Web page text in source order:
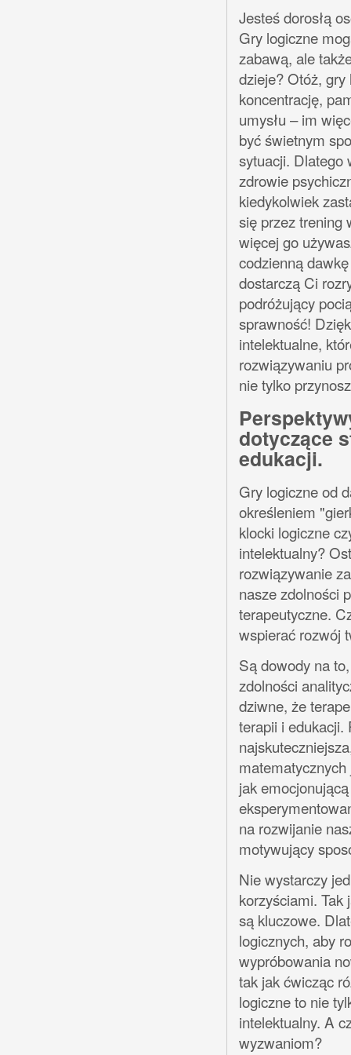
Jesteś dorosłą
Gry logiczne
zabawą, ale
dzieje? Otóż,
koncentrację,
umysłu – im
być świetnym
sytuacji. Dlatego
zdrowie
kiedykolwiek
się przez trening
więcej go
codzienną
dostarczą Ci
podróżujący
sprawność!
intelektualne,
rozwiązywaniu
nie tylko
dotyczące
edukacji.
Gry logiczne od
określeniem
klocki logiczne
intelektualny?
rozwiązywanie
nasze zdolności
terapeutyczne.
wspierać rozwój
Są dowody na
zdolności
dziwne, że
terapii i edukacji.
jak
na rozwijanie
motywujący
Nie wystarczy
korzyściami. Tak
są kluczowe.
logicznych, aby
wypróbowania
tak jak ćwicząc
logiczne to nie
intelektualny. A
wyzwaniom?